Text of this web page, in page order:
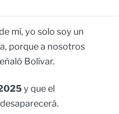
mí, yo solo soy un
porque a nosotros
Bolívar.
y que el